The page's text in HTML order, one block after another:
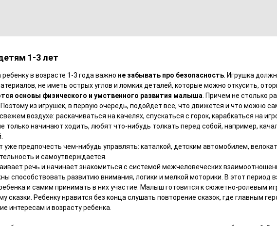
1-3 лет
в возрасте 1-3 года важно не забывать про безопасность. Игрушка
не иметь острых углов и ломких деталей, которые можно откусить,
основы физического и умственного развития малыша. Причем не столько
из игрушек, в первую очередь, подойдет все, что движется и что можно
воздухе: раскачиваться на качелях, спускаться с горок, карабкаться на
только начинают ходить, любят что-нибудь толкать перед собой, например,
уже предпочесть чем-нибудь управлять: каталкой, детским автомобилем,
и самоутверждается.
речь и начинает знакомиться с системой межчеловеческих
способствовать развитию внимания, логики и мелкой моторики. В этот период
и самим принимать в них участие. Малыш готовится к сюжетно-ролевым
сказки. Ребенку нравится без конца слушать повторение сказок, где главным
интересам и возрасту ребенка.